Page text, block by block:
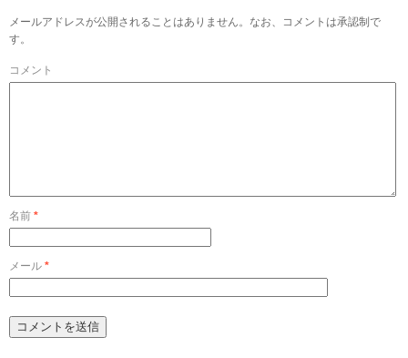
メールアドレスが公開されることはありません。なお、コメントは承認制で
す。
コメント
名前 *
メール *